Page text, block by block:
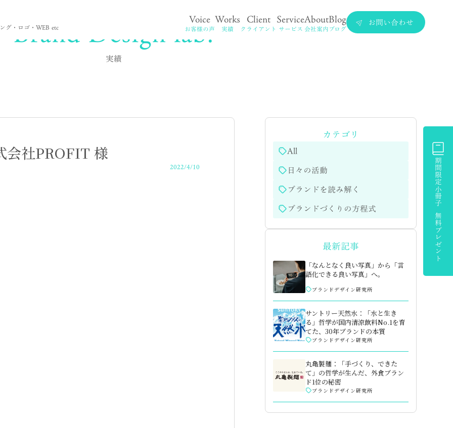
グ・ロゴ・WEB etc
Voice
お客様の声
Works
実績
Client
クライアント
Service
サービス
About
会社案内
Blog
ブログ お問い合わせ
Brand Design lab.
実績
会社PROFIT 様
2022/4/10
カテゴリ
All
日々の活動
ブランドを読み解く
ブランドづくりの方程式
最新記事
「なんとなく良い写真」から「言
語化できる良い写真」へ。
ブランドデザイン研究所
サントリー天然水：「水と生き
る」哲学が国内清涼飲料No.1を育
てた、30年ブランドの本質
ブランドデザイン研究所
丸亀製麺：「手づくり、できた
て」の哲学が生んだ、外食ブラン
ド1位の秘密
ブランドデザイン研究所
期間限定小冊子 無料プレゼント